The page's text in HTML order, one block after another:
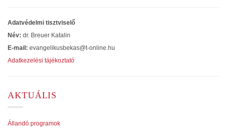
Adatvédelmi tisztviselő
Név: dr. Breuer Katalin
E-mail: evangelikusbekas@t-online.hu
Adatkezelési tájékoztató
AKTUÁLIS
Állandó programok